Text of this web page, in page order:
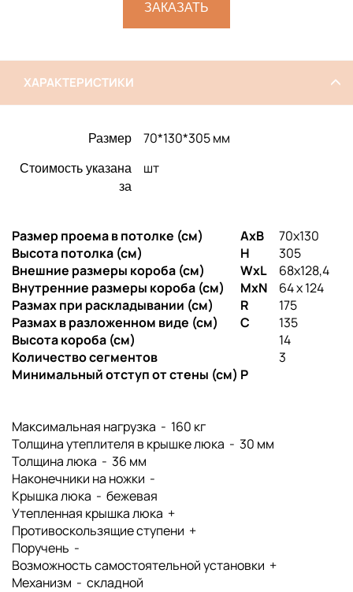
ЗАКАЗАТЬ
ХАРАКТЕРИСТИКИ
Размер 70*130*305 мм
Стоимость указана
за
шт
Размер проема в потолке (см) AxB
70x130
Высота потолка (см)
H
305
Внешние размеры короба (см)
WxL
68x128,4
Внутренние размеры короба (см)
MxN
64 x 124
Размах при раскладывании (см)
R
175
Размах в разложенном виде (см)
C
135
Высота короба (см)
14
Количество сегментов
3
Минимальный отступ от стены (см) P
Максимальная нагрузка - 160 кг
Толщина утеплителя в крышке люка - 30 мм
Толщина люка - 36 мм
Наконечники на ножки -
Крышка люка - бежевая
Утепленная крышка люка +
Противоскользящие ступени +
Поручень -
Возможность самостоятельной установки +
Механизм - складной